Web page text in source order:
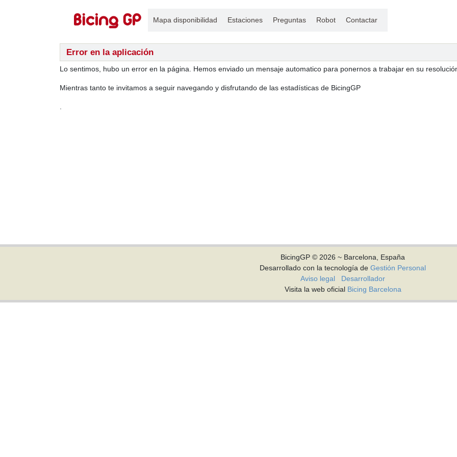
Mapa disponibilidad Estaciones Preguntas Robot Contactar
Error en la aplicación
Lo sentimos, hubo un error en la página. Hemos enviado un mensaje automatico para ponernos a trabajar en su
Mientras tanto te invitamos a seguir navegando y disfrutando de las estadísticas de BicingGP
BicingGP © 2026 ~ Barcelona, España
Desarrollado con la tecnología de Gestión Personal
Aviso legal
Desarrollador
Visita la web oficial Bicing Barcelona